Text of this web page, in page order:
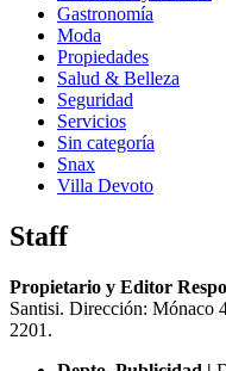
Gastronomía
Moda
Propiedades
Salud & Belleza
Seguridad
Servicios
Sin categoría
Snax
Villa Devoto
Staff
Propietario y Editor
Santisi. Dirección: Mónaco
2201.